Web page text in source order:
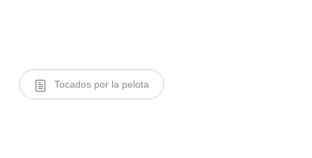
Tocados por la pelota